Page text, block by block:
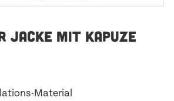
JACKE MIT KAPUZE
Material